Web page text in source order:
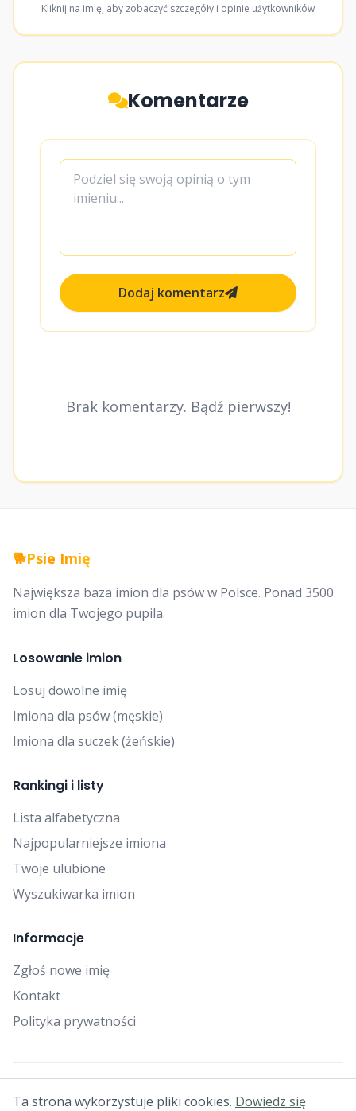
Kliknij na imię, aby zobaczyć szczegóły i opinie użytkowników
Komentarze
Dodaj komentarz
Brak komentarzy. Bądź pierwszy!
🐕Psie Imię
Największa baza imion dla psów w Polsce. Ponad 3500
imion dla Twojego pupila.
Losowanie imion
Losuj dowolne imię
Imiona dla psów (męskie)
Imiona dla suczek (żeńskie)
Rankingi i listy
Lista alfabetyczna
Najpopularniejsze imiona
Twoje ulubione
Wyszukiwarka imion
Informacje
Zgłoś nowe imię
Kontakt
Polityka prywatności
© 2025 Falcon Bytes. Wszelkie prawa zastrzeżone.
Ta strona wykorzystuje pliki cookies. Dowiedz się